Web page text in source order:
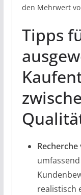
den Mehrwert
Tipps
realistisch